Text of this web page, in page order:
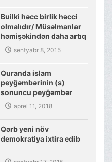
Builki həcc birlik həcci
olmalıdır/ Müsəlmanlar
həmişəkindən daha artıq
müttəfiq olmalıdırlar
sentyabr 8, 2015
Quranda islam
peyğəmbərinin (s)
sonuncu peyğəmbər
olmasına dair sübutlar
aprel 11, 2018
Qərb yeni növ
demokratiya ixtira edib